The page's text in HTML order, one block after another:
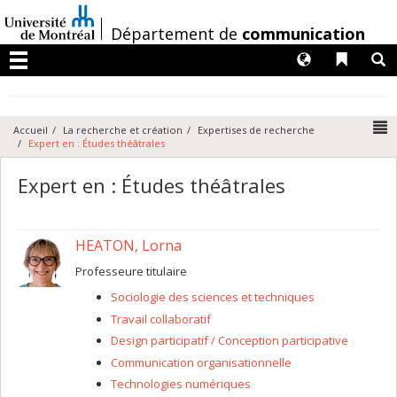
au
contenu
/Département de communication
Menu
Liens
Langues
Accueil La recherche et création
Expertises de recherche
Expert en : Études théâtrales
Expert en : Études théâtrales
HEATON, Lorna
Professeure titulaire
Sociologie des sciences et techniques
Travail collaboratif
Design participatif / Conception participative
Communication organisationnelle
Technologies numériques